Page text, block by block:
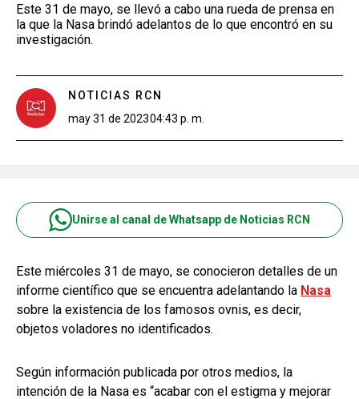
Este 31 de mayo, se llevó a cabo una rueda de prensa en
la que la Nasa brindó adelantos de lo que encontró en su
investigación.
NOTICIAS RCN
may 31 de 202304:43 p. m.
Unirse al canal de Whatsapp de Noticias RCN
Este miércoles 31 de mayo, se conocieron detalles de un
informe científico que se encuentra adelantando la Nasa
sobre la existencia de los famosos ovnis, es decir,
objetos voladores no identificados.
Según información publicada por otros medios, la
intención de la Nasa es “acabar con el estigma y mejorar